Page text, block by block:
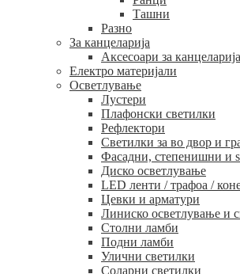
Ташни
Разно
За канцеларија
Аксесоари за канцеларија
Електро материјали
Осветлување
Лустери
Плафонски светилки
Рефлектори
Светилки за во двор и
Фасадни, степенишни и
Диско осветлување
LED ленти / трафоа /
Цевки и арматури
Линиско осветлување и
Столни ламби
Подни ламби
Улични светилки
Соларни светилки